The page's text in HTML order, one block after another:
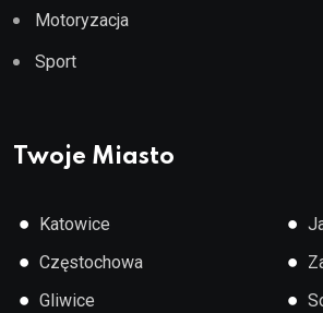
Motoryzacja
Sport
Twoje Miasto
● Katowice
● Częstochowa
● Gliwice
●
●
●